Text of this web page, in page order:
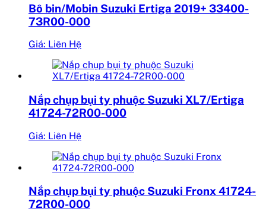
Bô bin/Mobin Suzuki Ertiga 2019+ 33400-
73R00-000
Giá: Liên Hệ
Nắp chụp bụi ty phuộc Suzuki XL7/Ertiga
41724-72R00-000
Giá: Liên Hệ
Nắp chụp bụi ty phuộc Suzuki Fronx 41724-
72R00-000